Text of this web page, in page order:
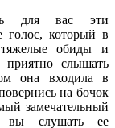
для вас эти
который в
обиды и
приятно слышать
она входила в
на бочок
замечательный
вы слушать ее